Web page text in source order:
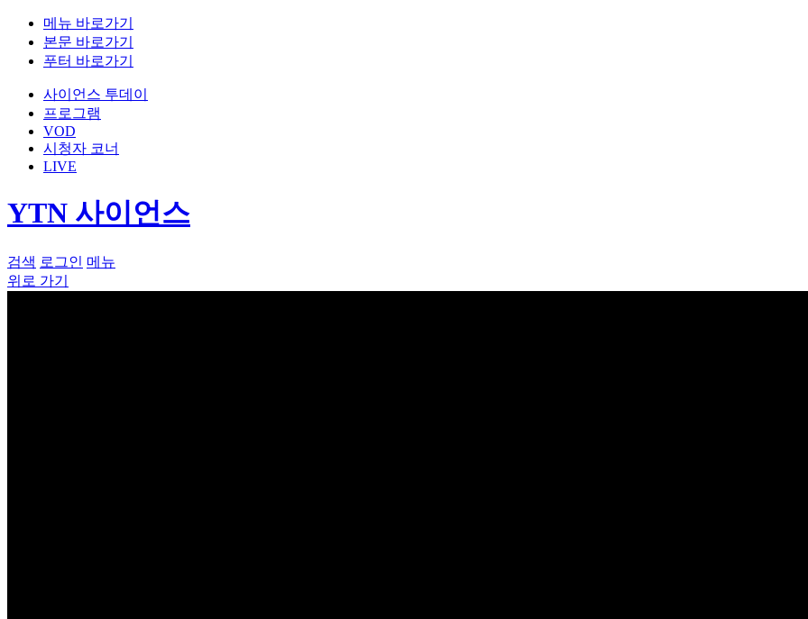
메뉴 바로가기
본문 바로가기
푸터 바로가기
사이언스 투데이
프로그램
VOD
시청자 코너
LIVE
YTN 사이언스
검색 로그인 메뉴
위로 가기